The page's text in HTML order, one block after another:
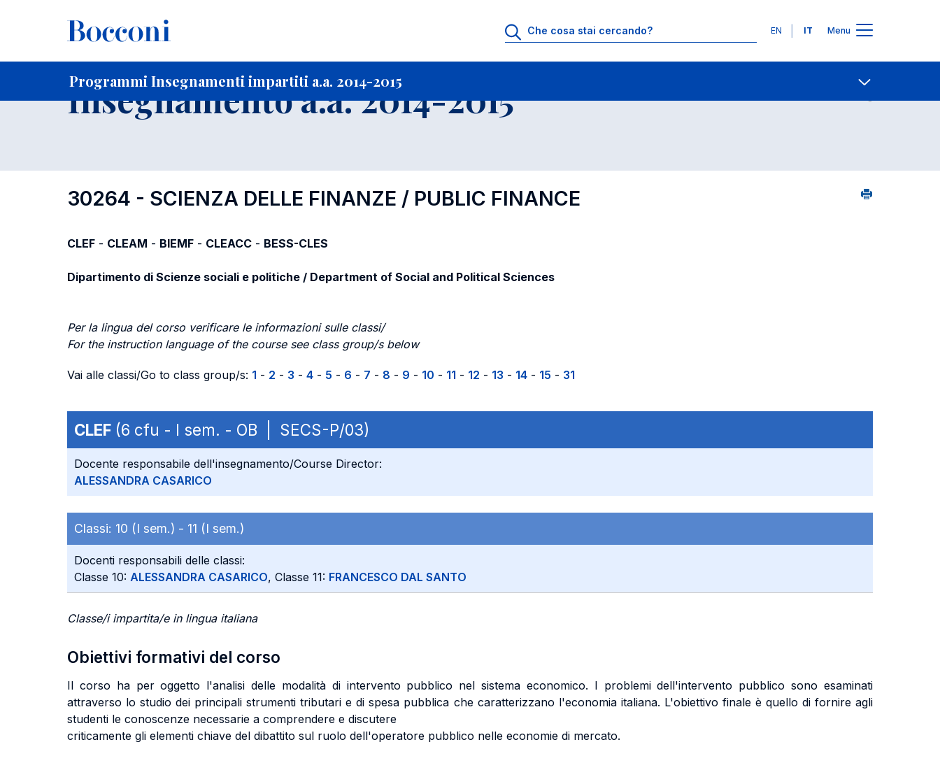
Lingue
EN IT Menu
Programmi Insegnamenti impartiti a.a. 2014-2015
Home Per studenti iscritti
Programmi Insegnamenti impartiti a.a. 2014-2015
Insegnamento a.a. 2014-2015
30264 - SCIENZA DELLE FINANZE / PUBLIC FINANCE
CLEF - CLEAM - BIEMF - CLEACC - BESS-CLES
Dipartimento di Scienze sociali e politiche / Department of Social and Political Sciences
Per la lingua del corso verificare le informazioni sulle classi/
For the instruction language of the course see class group/s below
Vai alle classi/Go to class group/s: 1 - 2 - 3 - 4 - 5 - 6 - 7 - 8 - 9 - 10 - 11 - 12 - 13 - 14 - 15 - 31
CLEF (6 cfu - I sem. - OB | SECS-P/03)
Docente responsabile dell'insegnamento/Course Director:
ALESSANDRA CASARICO
Classi: 10 (I sem.) - 11 (I sem.)
Docenti responsabili delle classi:
Classe 10: ALESSANDRA CASARICO, Classe 11: FRANCESCO DAL SANTO
Classe/i impartita/e in lingua italiana
Obiettivi formativi del corso
Il corso ha per oggetto l'analisi delle modalità di intervento pubblico nel sistema economico. I problemi dell'intervento pubblico sono esaminati
attraverso lo studio dei principali strumenti tributari e di spesa pubblica che caratterizzano l'economia italiana. L'obiettivo finale è quello di fornire agli
studenti le conoscenze necessarie a comprendere e discutere
criticamente gli elementi chiave del dibattito sul ruolo dell'operatore pubblico nelle economie di mercato.